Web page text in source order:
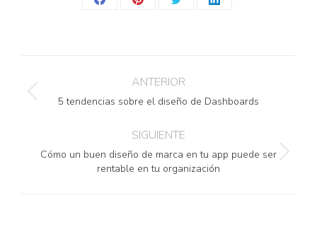
Share
Share
Share
Share
Navegación
entre
publicaciones
ANTERIOR
Publicación
5 tendencias sobre el diseño de Dashboards
SIGUIENTE
Publicación
siguiente:
Cómo un buen diseño de marca en tu app puede ser
rentable en tu organización